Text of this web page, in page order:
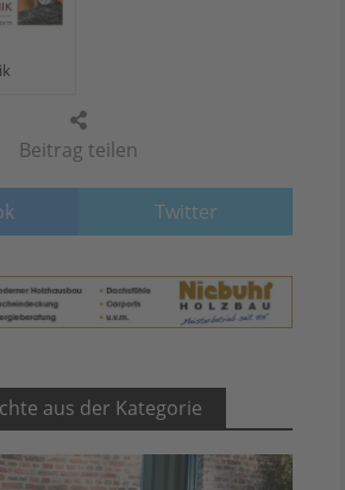
Beitrag teilen
Twitter
aus der Kategorie